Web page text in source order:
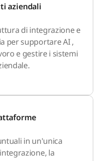
aziendali
di integrazione e
per supportare AI ,
e gestire i sistemi
in un'unica
la